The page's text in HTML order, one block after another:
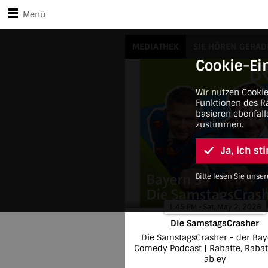
Cookie-
Wir nutzen
Funktionen des
basieren
zustimmen.
Ja, ich
Bitte lesen Sie
Menü
Die SamstagsCrasher
MEDIATHEK
1:45 PM • Sat, May 2, 2026
Die SamstagsCrasher
Die SamstagsCrasher - der
Comedy Podcast | Rabatte,
ab ey